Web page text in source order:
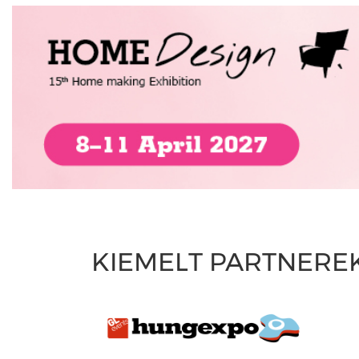
KIEMELT